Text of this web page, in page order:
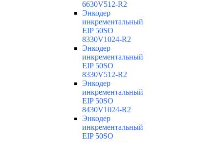
6630V512-R2
Энкодер
инкрементальный
EIP 50SO
8330V1024-R2
Энкодер
инкрементальный
EIP 50SO
8330V512-R2
Энкодер
инкрементальный
EIP 50SO
8430V1024-R2
Энкодер
инкрементальный
EIP 50SO